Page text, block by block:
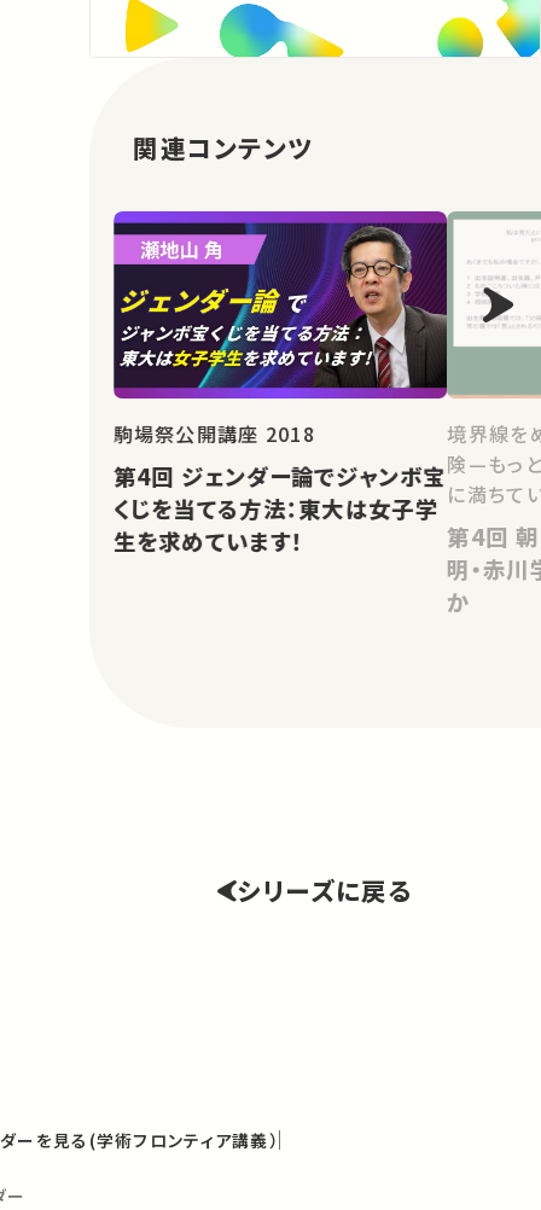
関連コンテンツ
駒場祭公開講座 2018
第4回 ジェンダー論でジャンボ宝
くじを当てる方法：東大は女子学
生を求めています！
境界線を
険—もっ
に満ちて
第4回 朝日講座はなぜ伏見憲
明・赤
か
シリーズに戻る
ーを見る(学術フロンティア講義）
ー